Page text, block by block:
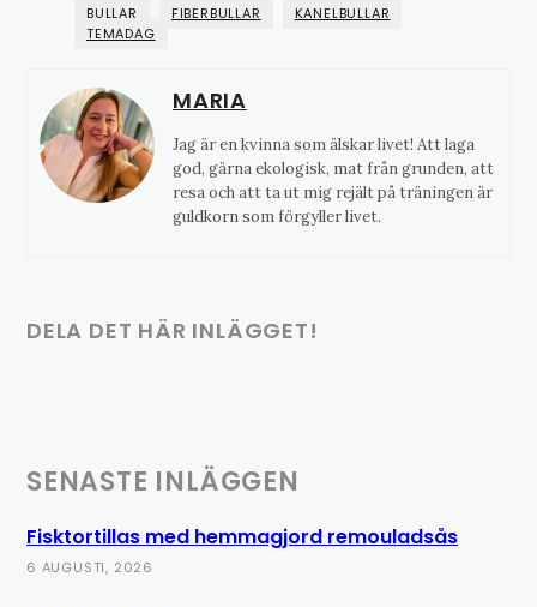
BULLAR FIBERBULLAR
KANELBULLAR
TEMADAG
MARIA
Jag är en kvinna som älskar livet! Att laga
god, gärna ekologisk, mat från grunden, att
resa och att ta ut mig rejält på träningen är
guldkorn som förgyller livet.
DELA DET HÄR INLÄGGET!
SENASTE INLÄGGEN
Fisktortillas med hemmagjord remouladsås
6 AUGUSTI, 2026